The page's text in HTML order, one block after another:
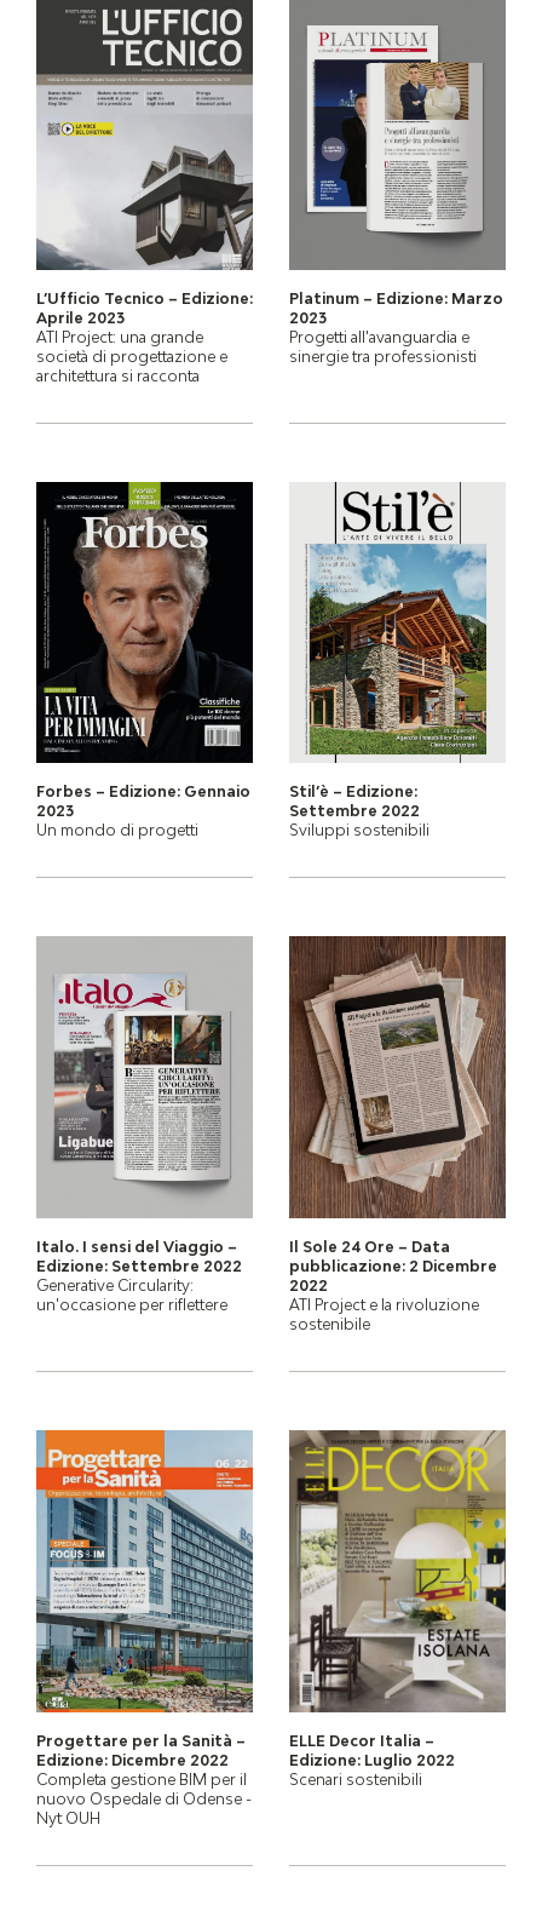
L’Ufficio Tecnico – Edizione:
Aprile 2023
ATI Project: una grande
società di progettazione e
architettura si racconta
Platinum – Edizione: Marzo
2023
Progetti all'avanguardia e
sinergie tra professionisti
Forbes – Edizione: Gennaio
2023
Un mondo di progetti
Stil’è – Edizione:
Settembre 2022
Sviluppi sostenibili
Italo. I sensi del Viaggio –
Edizione: Settembre 2022
Generative Circularity:
un'occasione per riflettere
Il Sole 24 Ore – Data
pubblicazione: 2 Dicembre
2022
ATI Project e la rivoluzione
sostenibile
Progettare per la Sanità –
Edizione: Dicembre 2022
Completa gestione BIM per il
nuovo Ospedale di Odense -
Nyt OUH
ELLE Decor Italia –
Edizione: Luglio 2022
Scenari sostenibili